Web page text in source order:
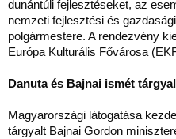
dunántúli fejlesztéseket, az
nemzeti fejlesztési és
polgármestere. A rendezvény
Európa Kulturális Fővárosa
Danuta és Bajnai ismét
Magyarországi látogatása
tárgyalt Bajnai Gordon